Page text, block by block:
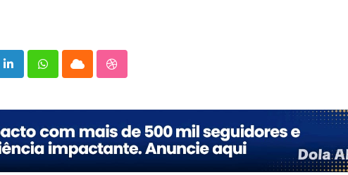
LinkedInWhatsappCloud StumbleUpon